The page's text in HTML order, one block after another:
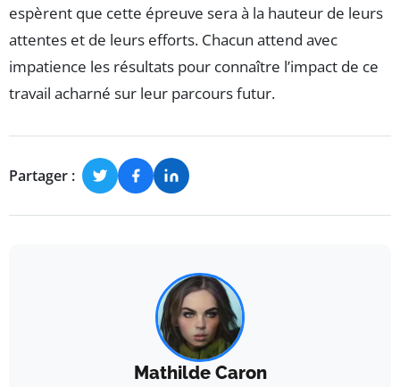
espèrent que cette épreuve sera à la hauteur de leurs
attentes et de leurs efforts. Chacun attend avec
impatience les résultats pour connaître l’impact de ce
travail acharné sur leur parcours futur.
Partager :
Mathilde Caron